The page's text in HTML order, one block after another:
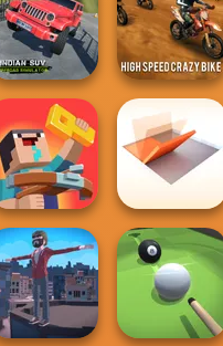
Rally Point 3 Drag Race 3D
Indian SUV
Offroad
Simulator
High Speed Crazy
Bike
Noob: Zombie
Prison Escape
Folding Blocks
Puzzle